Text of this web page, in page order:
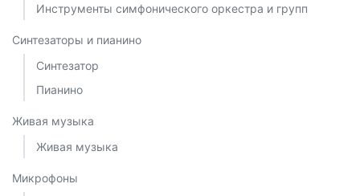
Инструменты симфонического оркестра и групп
Синтезаторы и пианино
Синтезатор
Пианино
Живая музыка
Живая музыка
Микрофоны